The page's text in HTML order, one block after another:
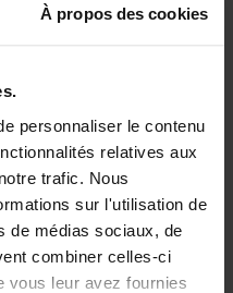
À propos des cookies
personnaliser le contenu
relatives aux
trafic. Nous
sur l'utilisation de
de médias sociaux, de
combiner celles-ci
vous leur avez fournies
= Building
Jozefien De Feyter
Carolien Boom
2025 200